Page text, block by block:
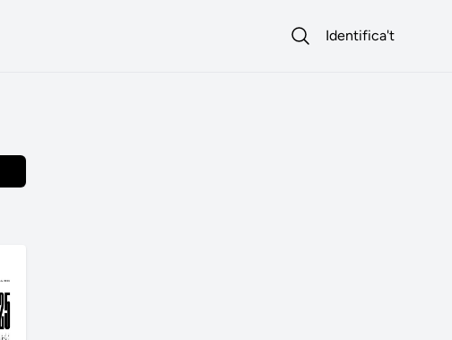
Identifica't